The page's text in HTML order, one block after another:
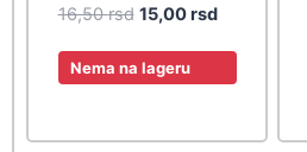
16,50rsd Original
was:
15,00rsdCurrent
Nema na lageru